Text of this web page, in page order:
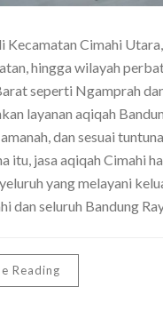
Kecamatan Cimahi Utara,
hingga wilayah
seperti Ngamprah
layanan aqiqah
dan sesuai
itu, jasa aqiqah Cimahi
yang melayani
dan seluruh Bandung
Reading